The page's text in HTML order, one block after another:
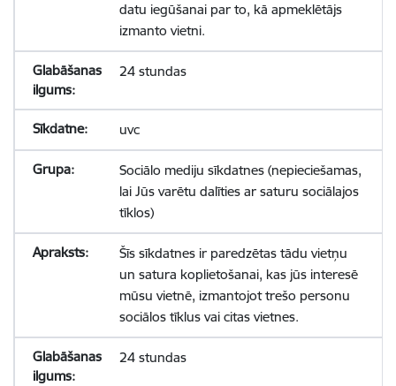
datu iegūšanai par to, kā apmeklētājs
izmanto vietni.
24 stundas
uvc
Sociālo mediju sīkdatnes (nepieciešamas,
lai Jūs varētu dalīties ar saturu sociālajos
tīklos)
Šīs sīkdatnes ir paredzētas tādu vietņu
un satura koplietošanai, kas jūs interesē
mūsu vietnē, izmantojot trešo personu
sociālos tīklus vai citas vietnes.
24 stundas